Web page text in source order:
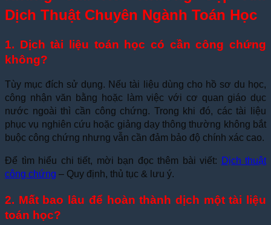
Dịch Thuật Chuyên Ngành Toán Học
1. Dịch tài liệu toán học có cần công chứng
không?
Tùy mục đích sử dụng. Nếu tài liệu dùng cho hồ sơ du học,
công nhận văn bằng hoặc làm việc với cơ quan giáo dục
nước ngoài thì cần công chứng. Trong khi đó, các tài liệu
phục vụ nghiên cứu hoặc giảng dạy thông thường không bắt
buộc công chứng nhưng vẫn cần đảm bảo độ chính xác cao.
Để tìm hiểu chi tiết, mời bạn đọc thêm bài viết: Dịch thuật
công chứng – Quy định, thủ tục & lưu ý.
2. Mất bao lâu để hoàn thành dịch một tài liệu
toán học?